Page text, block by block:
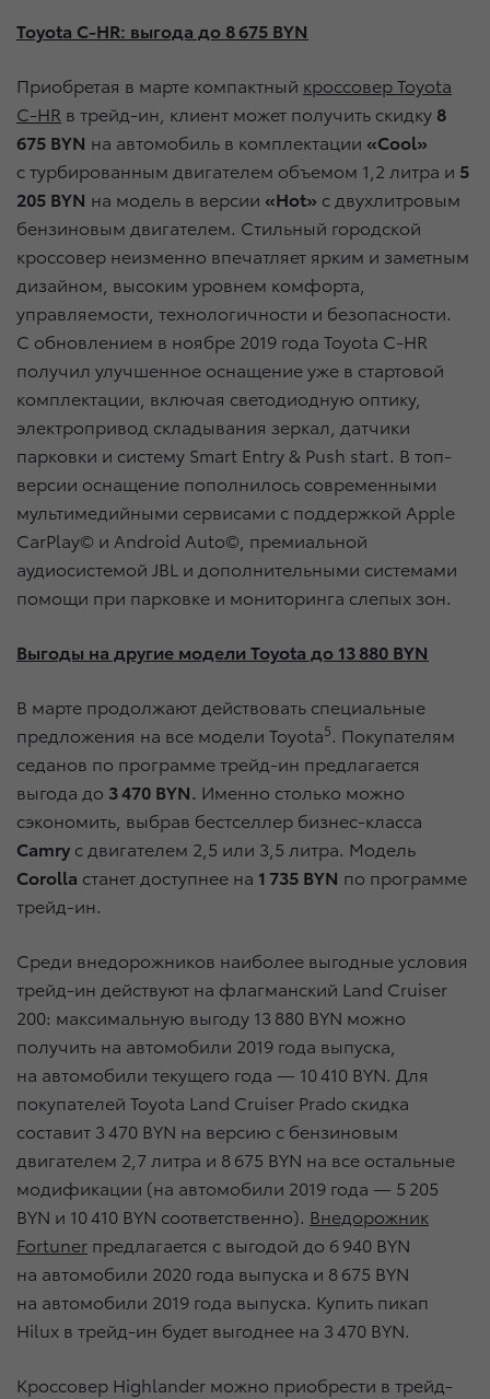
Toyota C-HR: выгода до 8 675 BYN
Приобретая в марте компактный кроссовер Toyota
C-HR в трейд-ин, клиент может получить скидку 8
675 BYN на автомобиль в комплектации «Cool»
с турбированным двигателем объемом 1,2 литра и 5
205 BYN на модель в версии «Hot» с двухлитровым
бензиновым двигателем. Стильный городской
кроссовер неизменно впечатляет ярким и заметным
дизайном, высоким уровнем комфорта,
управляемости, технологичности и безопасности.
С обновлением в ноябре 2019 года Toyota C-HR
получил улучшенное оснащение уже в стартовой
комплектации, включая светодиодную оптику,
электропривод складывания зеркал, датчики
парковки и систему Smart Entry & Push start. В топ-
версии оснащение пополнилось современными
мультимедийными сервисами с поддержкой Apple
CarPlay© и Android Auto©, премиальной
аудиосистемой JBL и дополнительными системами
помощи при парковке и мониторинга слепых зон.
Выгоды на другие модели Toyota до 13 880 BYN
В марте продолжают действовать специальные
предложения на все модели Toyota5. Покупателям
седанов по программе трейд-ин предлагается
выгода до 3 470 BYN. Именно столько можно
сэкономить, выбрав бестселлер бизнес-класса
Camry с двигателем 2,5 или 3,5 литра. Модель
Corolla станет доступнее на 1 735 BYN по программе
трейд-ин.
Среди внедорожников наиболее выгодные условия
трейд-ин действуют на флагманский Land Cruiser
200: максимальную выгоду 13 880 BYN можно
получить на автомобили 2019 года выпуска,
на автомобили текущего года — 10 410 BYN. Для
покупателей Toyota Land Cruiser Prado скидка
составит 3 470 BYN на версию с бензиновым
двигателем 2,7 литра и 8 675 BYN на все остальные
модификации (на автомобили 2019 года — 5 205
BYN и 10 410 BYN соответственно). Внедорожник
Fortuner предлагается с выгодой до 6 940 BYN
на автомобили 2020 года выпуска и 8 675 BYN
на автомобили 2019 года выпуска. Купить пикап
Hilux в трейд-ин будет выгоднее на 3 470 BYN.
Кроссовер Highlander можно приобрести в трейд-